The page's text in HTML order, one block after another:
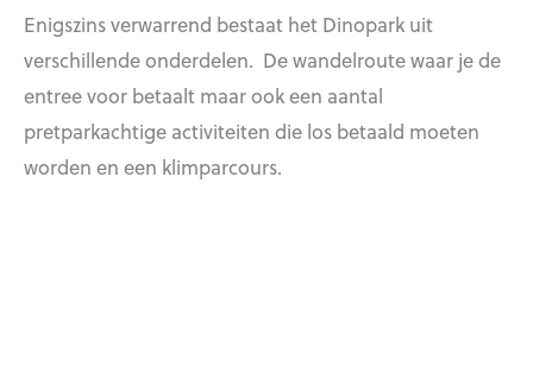
Enigszins verwarrend bestaat het Dinopark uit
verschillende onderdelen. De wandelroute waar je de
entree voor betaalt maar ook een aantal
pretparkachtige activiteiten die los betaald moeten
worden en een klimparcours.